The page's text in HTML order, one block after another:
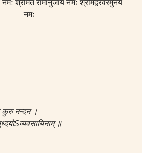
श्रीमते रामानुजाय नमः श्रीमद्वरवरमुनये
नमः
कुरु नन्दन ।
॥